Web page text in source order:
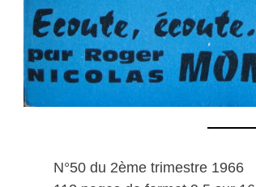
N°50 du 2ème trimestre 1966